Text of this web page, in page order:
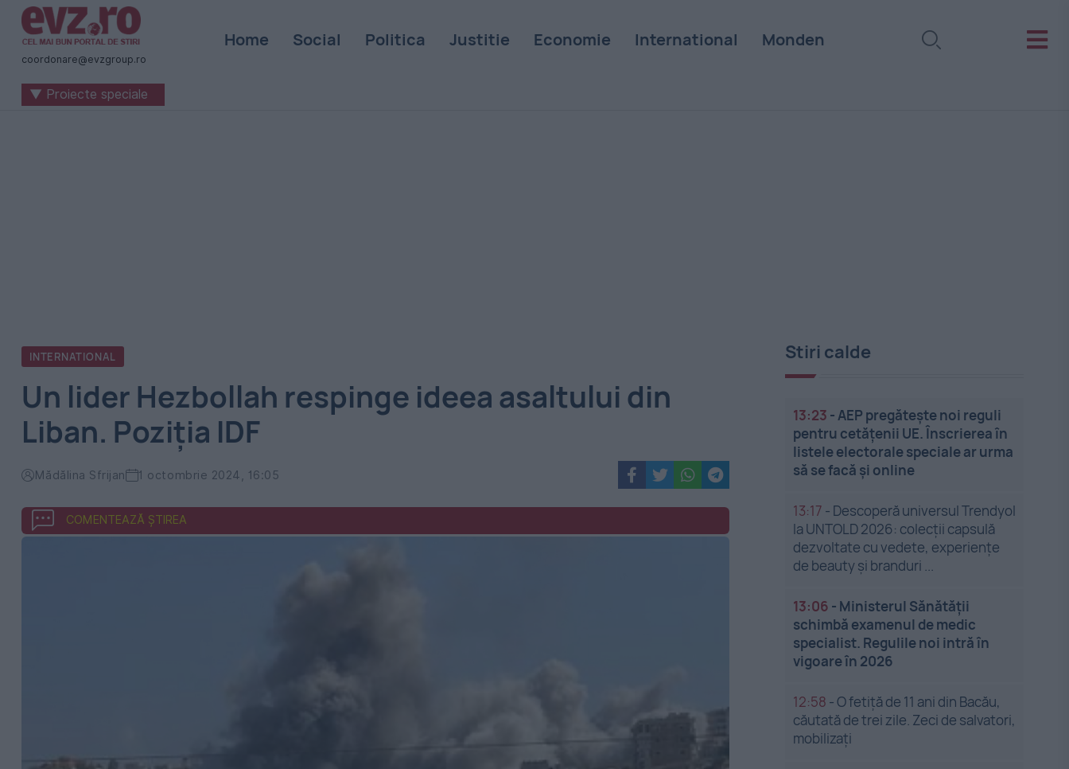
Știri
naționale
internaționale
coordonare@evzgroup.ro
Home Social Politica Justitie Economie International Monden
▼ Proiecte speciale
INTERNATIONAL
Un lider Hezbollah respinge ideea asaltului din
Liban. Poziția IDF
Mădălina Sfrijan 1 octombrie 2024, 16:05
COMENTEAZĂ ȘTIREA
Stiri calde
13:23 -AEP pregătește noi reguli
pentru cetățenii UE. Înscrierea în
listele electorale speciale ar urma
să se facă și online
13:17 - Descoperă universul Trendyol
la UNTOLD 2026: colecții capsulă
dezvoltate cu vedete, experiențe
de beauty și branduri ...
13:06 - Ministerul Sănătății
schimbă examenul de medic
specialist. Regulile noi intră în
vigoare în 2026
12:58 -O fetiță de 11 ani din Bacău,
căutată de trei zile. Zeci de salvatori,
mobilizați